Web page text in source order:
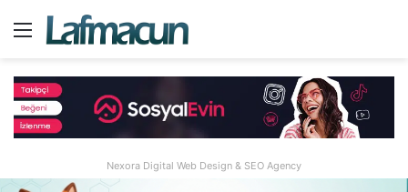
Menü
Nexora Digital Web Design & SEO Agency